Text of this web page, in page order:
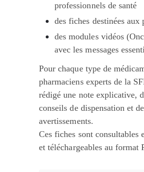
professionnels de santé
des fiches destinées aux
des modules vidéos
avec les messages
Pour chaque type de
pharmaciens experts de la
rédigé une note explicative,
conseils de dispensation et
avertissements.
Ces fiches sont consultables
et téléchargeables au format